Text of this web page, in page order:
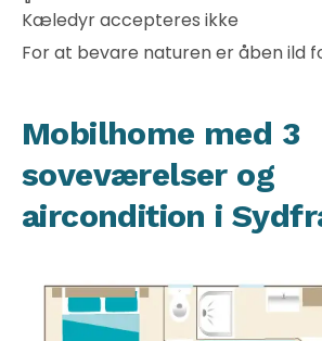
Kæledyr accepteres ikke
For at bevare naturen er åben ild
Mobilhome med 3
soveværelser og
aircondition i